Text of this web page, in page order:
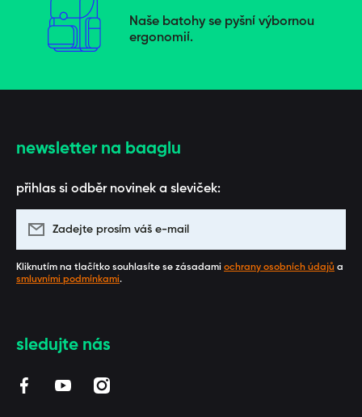
Naše batohy se pyšní výbornou
ergonomií.
newsletter na baaglu
přihlas si odběr novinek a sleviček:
Zadejte prosím váš e-mail
Kliknutím na tlačítko souhlasíte se zásadami ochrany osobních údajů a
smluvními podmínkami.
sledujte nás
facebookcom/BAAGL/
youtubecom/channel/
instagramcom/baaglcz/